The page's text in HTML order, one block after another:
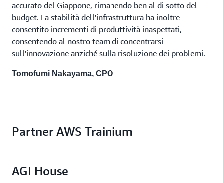
accurato del Giappone, rimanendo ben al di sotto del
budget. La stabilità dell'infrastruttura ha inoltre
consentito incrementi di produttività inaspettati,
consentendo al nostro team di concentrarsi
sull'innovazione anziché sulla risoluzione dei problemi.
Tomofumi Nakayama, CPO
Partner AWS Trainium
AGI House